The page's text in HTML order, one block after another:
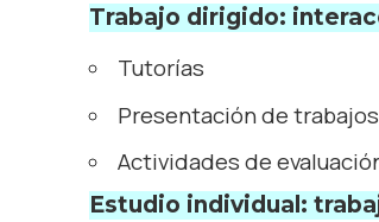
Trabajo dirigido:
Tutorías
Presentación de
Actividades de
Estudio individual: